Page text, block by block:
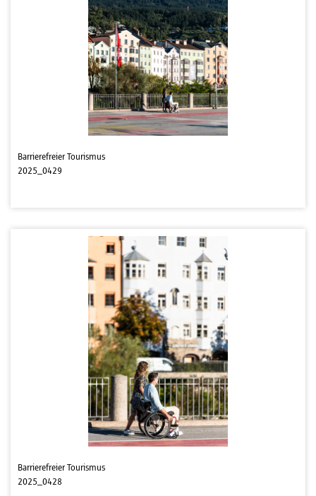
Barrierefreier Tourismus
2025_0429
Barrierefreier Tourismus
2025_0428